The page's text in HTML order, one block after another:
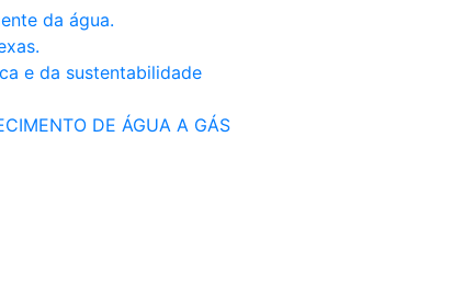
da água.
e da sustentabilidade
DE ÁGUA A GÁS